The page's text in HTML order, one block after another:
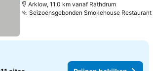
Arklow, 11.0 km vanaf Rathdrum
Seizoensgebonden Smokehouse Restaurant